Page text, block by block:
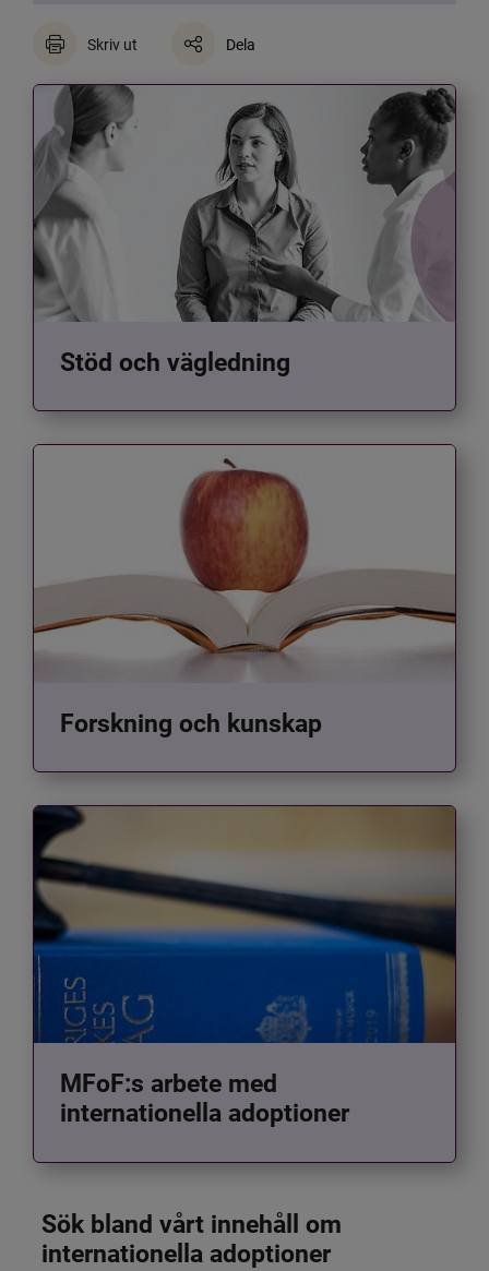
Skriv ut Dela
Stöd och vägledning
Forskning och kunskap
MFoF:s arbete med
internationella adoptioner
Sök bland vårt innehåll om
internationella adoptioner